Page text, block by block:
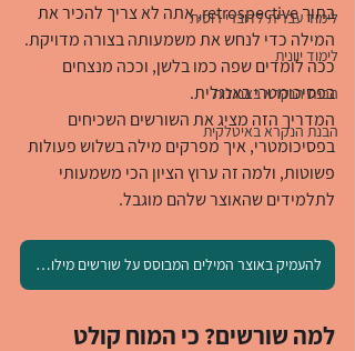
לימוד עברית לדוברי רוסית
לימוד יוונית
הבנת הנקרא באנגלית
הבנת הנקרא באיטלקית
בתוך retrospective, אתה לא צריך להכיר את
המילה כדי לנחש את משמעותה בצורה מדויקת.
ככה לומדים שפה כמו בלשן, וככה מנצחים
בפסיכומטרי באנגלית.
המדריך הזה מציג את השורשים השכיחים
בפסיכומטרי, איך מפרקים מילה בשלוש פעולות
פשוטות, ולמה זה ערוץ הציון הכי משמעותי
לתלמידים שהאוצר שלהם מוגבל.
להעמיק באוצר המילים המבוסס על שורשים מילוניים
למה שורשים? כי המוח קולט